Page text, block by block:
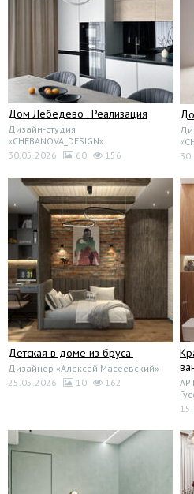
Дом Лебедево . Реализация
Дизайн-студия
«CHEBANOVA_DESIGN»
30.05.2026
60 156
Детская в доме из бруса.
Дизайнер «Алексей Масеевский»
25.05.2026
10 162